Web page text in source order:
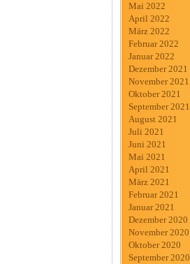
Mai 2022
April 2022
März 2022
Februar 2022
Januar 2022
Dezember 2021
November 2021
Oktober 2021
September 2021
August 2021
Juli 2021
Juni 2021
Mai 2021
April 2021
März 2021
Februar 2021
Januar 2021
Dezember 2020
November 2020
Oktober 2020
September 2020